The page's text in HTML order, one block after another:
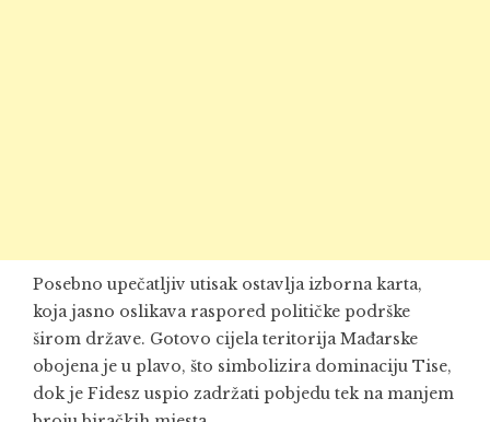
Posebno upečatljiv utisak ostavlja izborna karta,
koja jasno oslikava raspored političke podrške
širom države. Gotovo cijela teritorija Mađarske
obojena je u plavo, što simbolizira dominaciju Tise,
dok je Fidesz uspio zadržati pobjedu tek na manjem